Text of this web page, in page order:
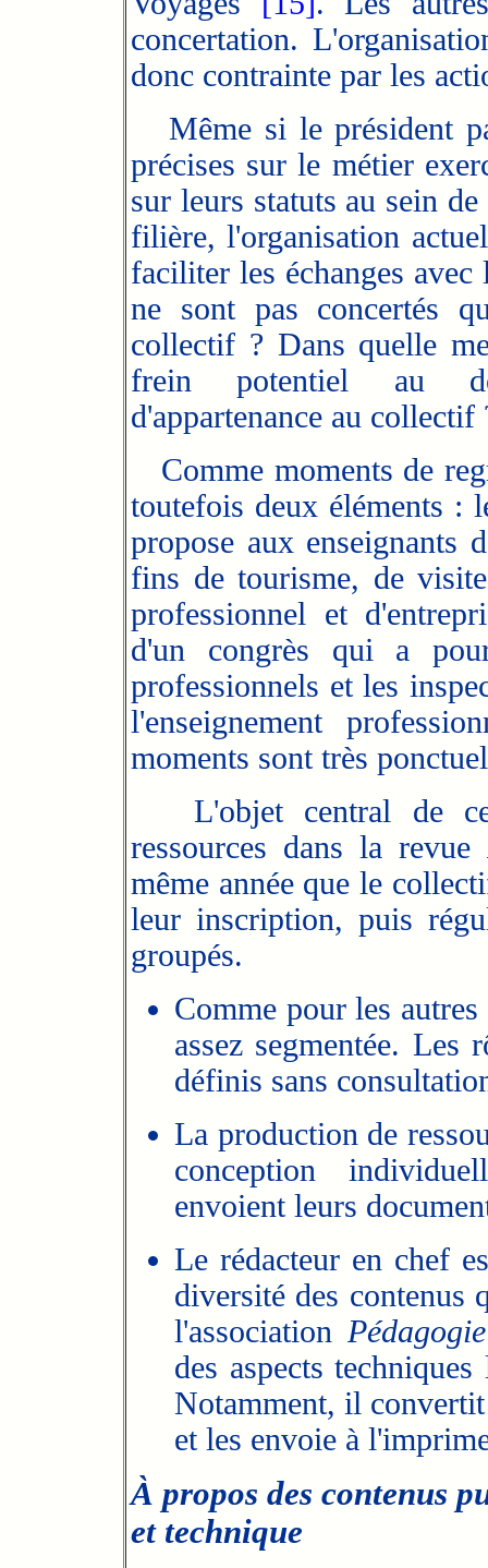
concertation.
donc contrainte par les
Même si le président
précises sur le métier
sur leurs statuts au sein
filière, l'organisation
faciliter les échanges
ne sont pas concertés
collectif ? Dans quelle
frein potentiel au
d'appartenance au collectif
Comme moments de
toutefois deux éléments :
propose aux enseignants
fins de tourisme, de
professionnel et
d'un congrès qui a
professionnels et les
l'enseignement
moments sont très
L'objet central de ce
ressources dans la revue
même année que le
leur inscription, puis
groupés.
Comme pour les
assez segmentée. Les
définis sans
La production de
conception
envoient leurs
Le rédacteur en chef
diversité des contenus
l'association
des aspects
Notamment, il
et les envoie à
À propos des contenus
et technique